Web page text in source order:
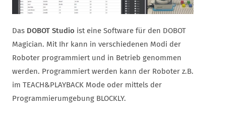
Das DOBOT Studio ist eine Software für den DOBOT
Magician. Mit Ihr kann in verschiedenen Modi der
Roboter programmiert und in Betrieb genommen
werden. Programmiert werden kann der Roboter z.B.
im TEACH&PLAYBACK Mode oder mittels der
Programmierumgebung BLOCKLY.